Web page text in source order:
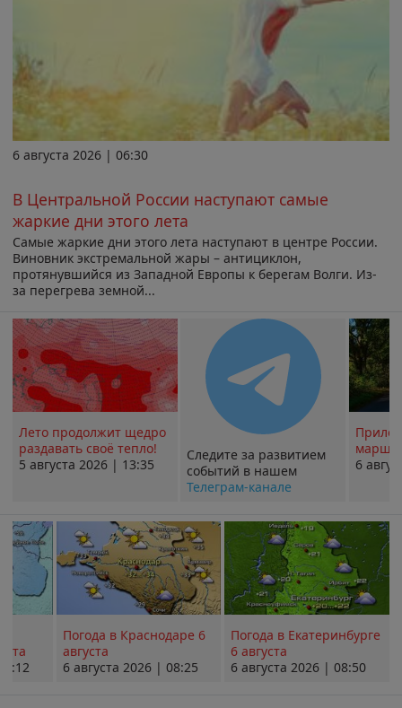
6 августа 2026 | 06:30
В Центральной России наступают самые
жаркие дни этого лета
Самые жаркие дни этого лета наступают в центре России.
Виновник экстремальной жары – антициклон,
протянувшийся из Западной Европы к берегам Волги. Из-
за перегрева земной...
Лето продолжит щедро
раздавать своё тепло!
5 августа 2026 | 13:35
Следите за развитием
событий в нашем
Телеграм-канале
6
Погода в Краснодаре 6
августа
6 августа 2026 | 08:25
Погода в Екатеринбурге
6 августа
6 августа 2026 | 08:50